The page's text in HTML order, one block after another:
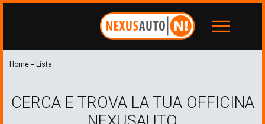
menu
Home- Lista
CERCA E TROVA LA TUA OFFICINA